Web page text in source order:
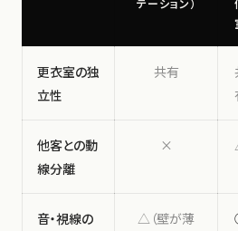
テーション）
更衣室の独
立性
共有
他客との動
線分離
×
音・視線の
△（壁が薄